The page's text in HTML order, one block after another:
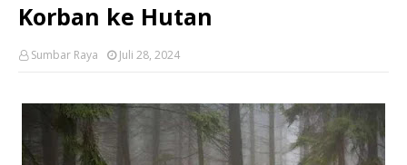
Korban ke Hutan
Sumbar Raya Juli 28, 2024